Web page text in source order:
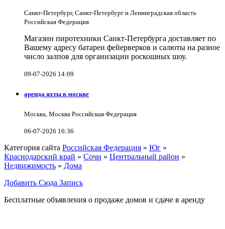
Санкт-Петербург, Санкт-Петербург и Ленинградская область
Российская Федерация
Магазин пиротехники Санкт-Петербурга доставляет по
Вашему адресу батареи фейерверков и салюты на разное
число залпов для организации роскошных шоу.
09-07-2026 14:09
аренда яхты в москве
Москва, Москва Российская Федерация
06-07-2026 16:36
Категория сайта Российская Федерация » Юг »
Краснодарский край » Сочи » Центральный район »
Недвижимость » Дома
Добавить Сюда Запись
Бесплатные объявления о продаже домов и сдаче в аренду